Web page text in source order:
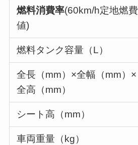
燃料消費率(60km/h定地燃費
値)
燃料タンク容量（L）
全長（mm）×全幅（mm）×
全高（mm）
シート高（mm）
車両重量（kg）